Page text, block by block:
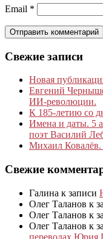
Email *
Свежие записи
Новая
Евгений
ИИ-революции.
К 185‑летию со
Имена и даты. 5
поэт Василий
Михаил Ковалёв.
Свежие
Галина к записи
Олег Таланов к
Олег Таланов к
Олег Таланов к
переводах Юрия